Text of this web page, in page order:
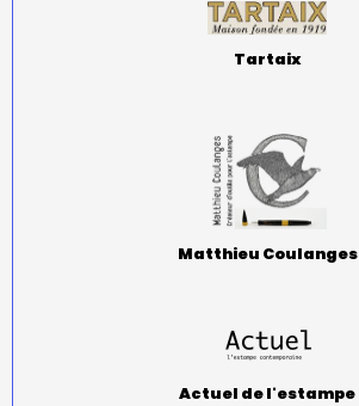
Tartaix
Matthieu Coulanges
Actuel de l'estampe